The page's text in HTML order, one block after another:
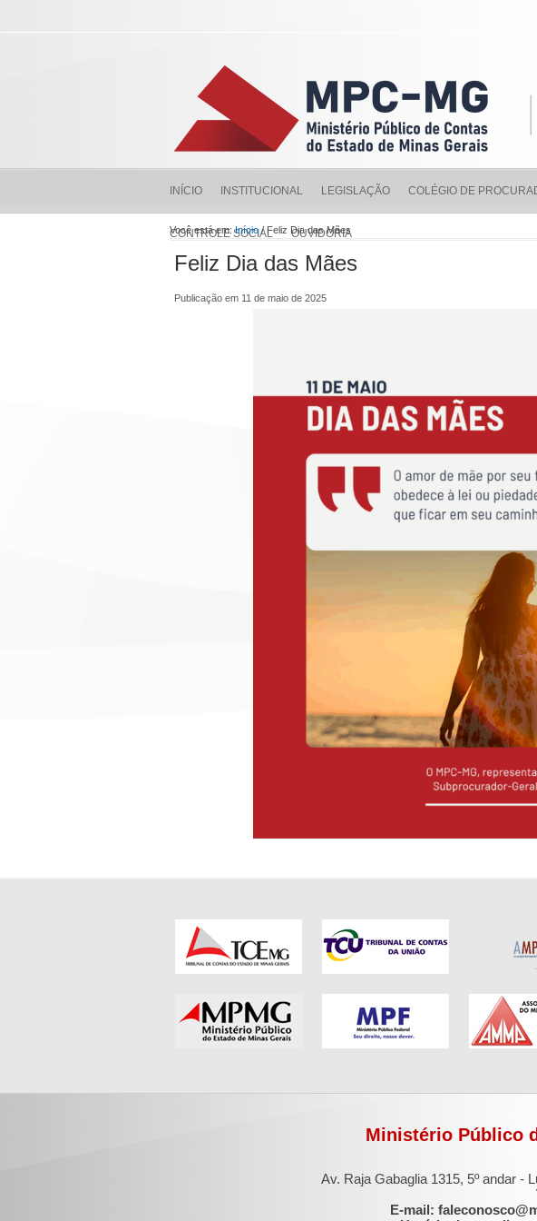
INÍCIO INSTITUCIONAL LEGISLAÇÃO COLÉGIO DE
CONTROLE SOCIAL OUVIDORIA
Você está em:Início/ Feliz Dia das Mães
Feliz Dia das Mães
Publicação em 11 de maio de 2025
Ministério Público
Av. Raja Gabaglia 1315, 5º andar -
E-mail: